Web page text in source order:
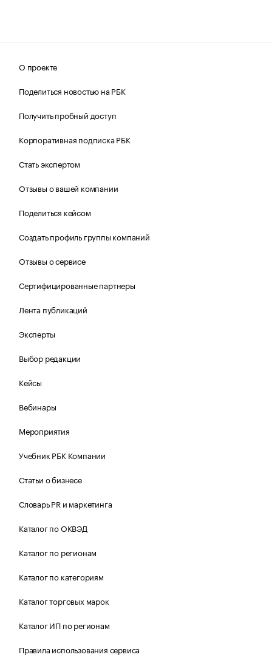
О проекте
Поделиться новостью на РБК
Получить пробный доступ
Корпоративная подписка РБК
Стать экспертом
Отзывы о вашей компании
Поделиться кейсом
Создать профиль группы компаний
Отзывы о сервисе
Сертифицированные партнеры
Лента публикаций
Эксперты
Выбор редакции
Кейсы
Вебинары
Мероприятия
Учебник РБК Компании
Статьи о бизнесе
Словарь PR и маркетинга
Каталог по ОКВЭД
Каталог по регионам
Каталог по категориям
Каталог торговых марок
Каталог ИП по регионам
Правила использования сервиса